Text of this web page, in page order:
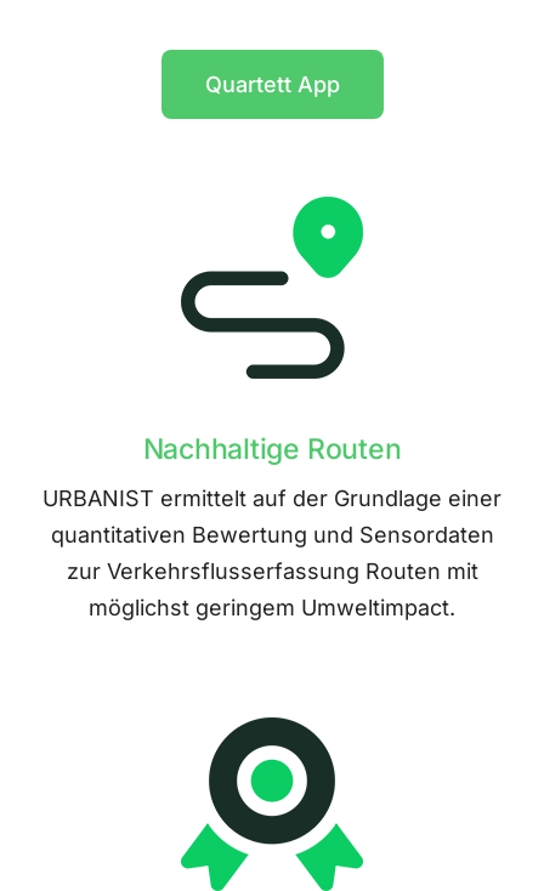
Quartett App
Nachhaltige Routen
URBANIST ermittelt auf der Grundlage einer
quantitativen Bewertung und Sensordaten
zur Verkehrsflusserfassung Routen mit
möglichst geringem Umweltimpact.